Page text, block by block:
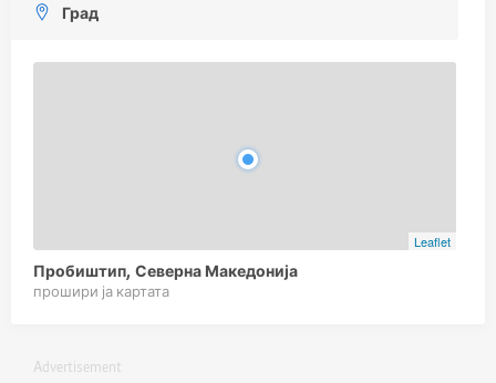
Град
Leaflet
Пробиштип, Северна Македонија
прошири ја картата
Advertisement